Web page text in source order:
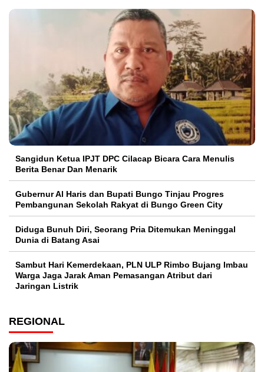
Sangidun Ketua IPJT DPC Cilacap Bicara Cara Menulis
Berita Benar Dan Menarik
​Gubernur Al Haris dan Bupati Bungo Tinjau Progres
Pembangunan Sekolah Rakyat di Bungo Green City
Diduga Bunuh Diri, Seorang Pria Ditemukan Meninggal
Dunia di Batang Asai
Sambut Hari Kemerdekaan, PLN ULP Rimbo Bujang Imbau
Warga Jaga Jarak Aman Pemasangan Atribut dari
Jaringan Listrik​
REGIONAL